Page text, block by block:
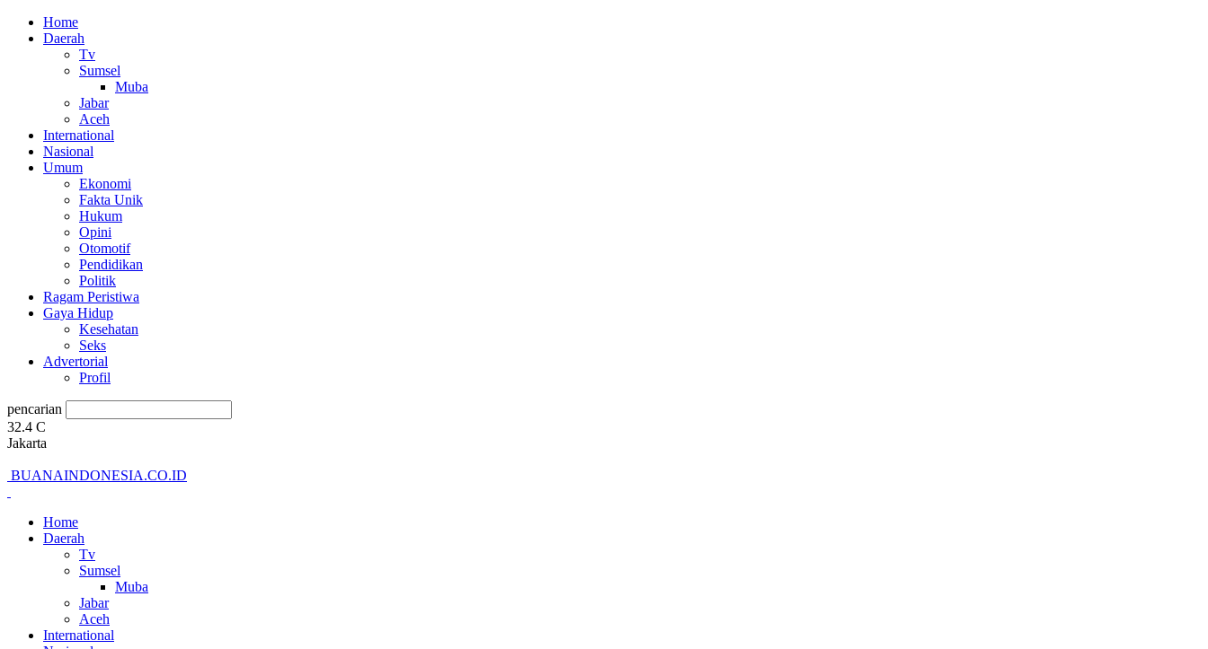
Home
Daerah
Tv
Sumsel
Muba
Jabar
Aceh
International
Nasional
Umum
Ekonomi
Fakta Unik
Hukum
Opini
Otomotif
Pendidikan
Politik
Ragam Peristiwa
Gaya Hidup
Kesehatan
Seks
Advertorial
Profil
pencarian
32.4 C
Jakarta
BUANAINDONESIA.CO.ID
Home
Daerah
Tv
Sumsel
Muba
Jabar
Aceh
International